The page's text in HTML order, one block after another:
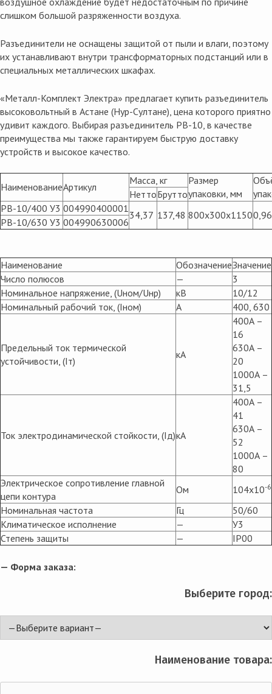
слишком большой разряженности воздуха.
Разъединители не оснащены защитой от пыли и влаги, поэтому
их устанавливают внутри трансформаторных подстанций или в
специальных металлических шкафах.
«Металл-Комплект Электра» предлагает купить разъединитель
высоковольтный в Астане (Нур-Султане), цена которого приятно
удивит каждого. Выбирая разъединитель РВ-10, в качестве
преимущества мы также гарантируем быструю доставку
устройств и высокое качество.
НаименованиеАртикул
Масса, кг
Размер
упаковки, мм
НеттоБрутто
РВ-10/400 У3 004990400001
34,37 137,48 800x300x11500,96
РВ-10/630 У3 004990630006
Наименование ОбозначениеЗначение
Число полюсов
—
3
Номинальное напряжение, (Uном/Uнр)
кВ
10/12
Номинальный рабочий ток, (Iном)
А 400, 630
Предельный ток термической
устойчивости, (Iт)
кА
400А –
16
630А –
20
1000А –
31,5
Ток электродинамической стойкости, (Iд)кА
400А –
41
630А –
52
1000А –
80
Электрическое сопротивление главной
цепи контура
Ом 104х10-6
Номинальная частота Гц
50/60
Климатическое исполнение
—
У3
Степень защиты
— IP00
— Форма заказа:
Выберите город:
Наименование товара: